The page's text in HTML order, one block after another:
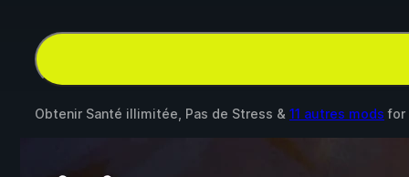
Obtenir Santé illimitée, Pas de Stress & 11 autres mods for